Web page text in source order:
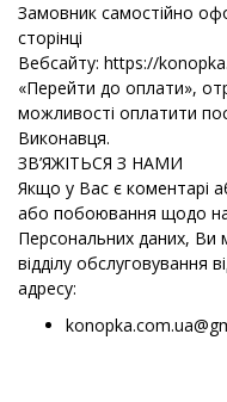
Замовник самостійно
сторінці
Вебсайту: https://
«Перейти до оплати»,
можливості оплатити
Виконавця.
ЗВ’ЯЖІТЬСЯ З НАМИ
Якщо у Вас є коментарі
або побоювання щодо
Персональних даних,
відділу обслуговування
адресу: